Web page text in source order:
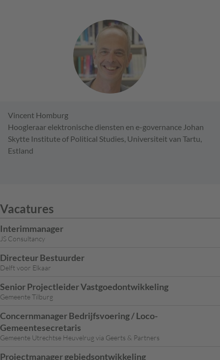
Vincent Homburg
Hoogleraar elektronische diensten en e-governance Johan
Skytte Institute of Political Studies, Universiteit van Tartu,
Estland
Vacatures
Interimmanager
JS Consultancy
Directeur Bestuurder
Delft voor Elkaar
Senior Projectleider Vastgoedontwikkeling
Gemeente Tilburg
Concernmanager Bedrijfsvoering / Loco-
Gemeentesecretaris
Gemeente Utrechtse Heuvelrug via Geerts & Partners
Projectmanager gebiedsontwikkeling